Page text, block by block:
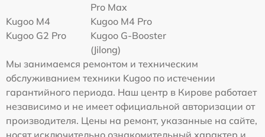
Pro Max
Kugoo M4
Kugoo M4 Pro
Kugoo G2 Pro
Kugoo G-Booster
(Jilong)
Мы занимаемся ремонтом и техническим
обслуживанием техники Kugoo по истечении
гарантийного периода. Наш центр в Кирове работает
независимо и не имеет официальной авторизации от
производителя. Цены на ремонт, указанные на сайте,